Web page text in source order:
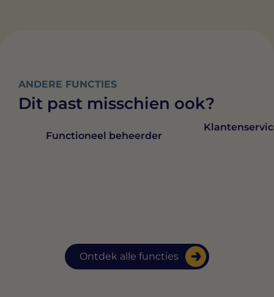
ANDERE FUNCTIES
Dit past misschien ook?
Ontdek alle functies
Functioneel beheerder